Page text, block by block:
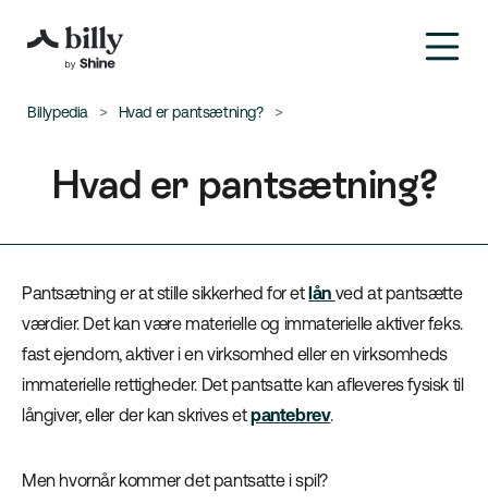
Billypedia Hvad er pantsætning?
Hvad er pantsætning?
Pantsætning er at stille sikkerhed for etlån ved at pantsætte
værdier. Det kan være materielle og immaterielle aktiver f.eks.
fast ejendom, aktiver i en virksomhed eller en virksomheds
immaterielle rettigheder. Det pantsatte kan afleveres fysisk til
långiver, eller der kan skrives etpantebrev.
Men hvornår kommer det pantsatte i spil?